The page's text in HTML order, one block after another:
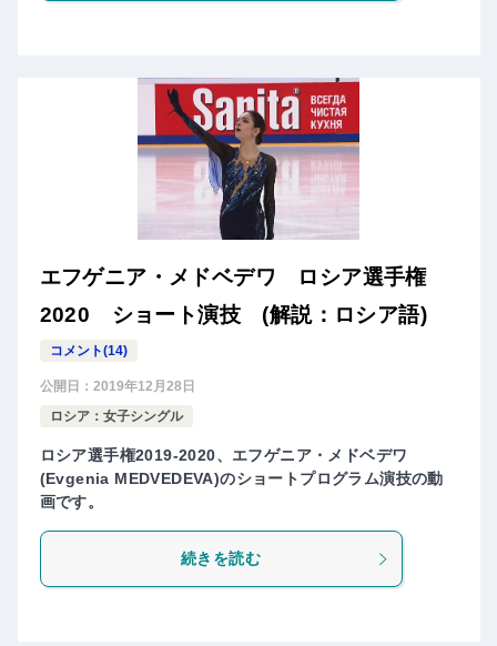
エフゲニア・メドベデワ ロシア選手権
2020 ショート演技 (解説：ロシア語)
コメント(14)
公開日： 2019年12月28日
ロシア：女子シングル
ロシア選手権2019-2020、エフゲニア・メドベデワ
(Evgenia MEDVEDEVA)のショートプログラム演技の動
画です。
続きを読む